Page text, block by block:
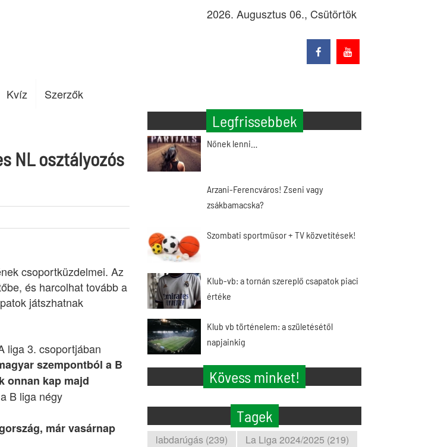
2026. Augusztus 06., Csütörtök
Kvíz
Szerzők
NL osztályozós
csoportküzdelmei. Az
és harcolhat tovább a
játszhatnak
liga 3. csoportjában
szempontból a B
onnan kap majd
B liga négy
már vasárnap
Legfrissebbek
Nőnek lenni…
Arzani-Ferencváros! Zseni vagy
zsákbamacska?
Szombati sportműsor + TV közvetítések!
Klub-vb: a tornán szereplő csapatok piaci
értéke
Klub vb történelem: a születésétől
napjainkig
Kövess minket!
Tagek
labdarúgás (239)
La Liga 2024/2025 (219)